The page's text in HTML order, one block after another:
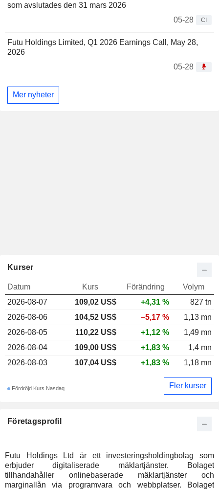
som avslutades den 31 mars 2026
05-28
CI
Futu Holdings Limited, Q1 2026 Earnings Call, May 28,
2026
05-28
Mer nyheter
Företagsprofil
Futu Holdings Ltd är ett investeringsholdingbolag som
erbjuder digitaliserade mäklartjänster. Bolaget
tillhandahåller onlinebaserade mäklartjänster och
marginallån via programvara och webbplatser. Bolaget
Kurser
Datum Kurs Förändring
Volym
2026-08-07
109,02 US$ +4,31 %
827 tn
2026-08-06
104,52 US$ −5,17 %
1,13 mn
2026-08-05
110,22 US$ +1,12 %
1,49 mn
2026-08-04
109,00 US$ +1,83 %
1,4 mn
2026-08-03
107,04 US$ +1,83 % 1,18 mn
Fördröjd Kurs Nasdaq Fler kurser